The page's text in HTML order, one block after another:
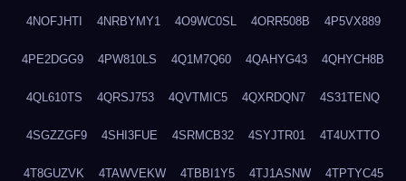
4NOFJHTI 4NRBYMY1 4O9WC0SL 4ORR508B 4P5VX889
4PE2DGG9 4PW810LS 4Q1M7Q60 4QAHYG43 4QHYCH8B
4QL610TS 4QRSJ753 4QVTMIC5 4QXRDQN7 4S31TENQ
4SGZZGF9 4SHI3FUE 4SRMCB32 4SYJTR01 4T4UXTTO
4T8GUZVK 4TAWVEKW 4TBBI1Y5 4TJ1ASNW 4TPTYC45